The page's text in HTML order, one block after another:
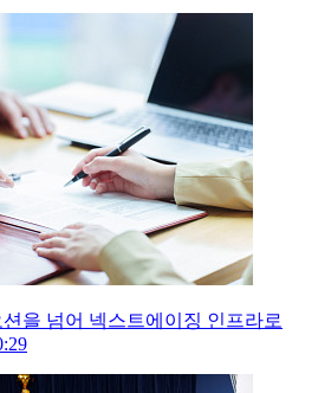
을 넘어 넥스트에이징 인프라로